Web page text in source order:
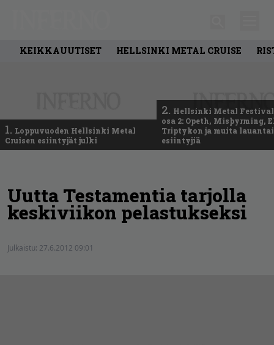
KEIKKAUUTISET HELLSINKI METAL CRUISE
1. Loppuvuoden Hellsinki Metal
Cruisen esiintyjät julki
2. Hellsinki Metal
osa 2: Opeth, Misþyrming,
Triptykon ja muita
esiintyjiä
Uutta Testamentia tarjolla
keskiviikon pelastukseksi
Julkaistu: 27.6.2012 09:01